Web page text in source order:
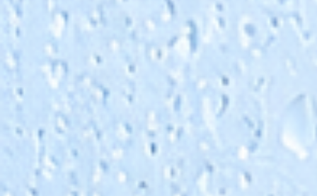
hohen Härtewerten, ungünstiger
Wasserzusammensetzung, hoher Ausbeute
speziellen Anforderungen kann eine
Korrektur oder andere Vorbehandlung weiterhin
erforderlich sein.
Eine belastbare Entscheidung sollte daher
Basis der Wasseranalyse und der geplanten
Anlagenfahrweise getroffen werden.